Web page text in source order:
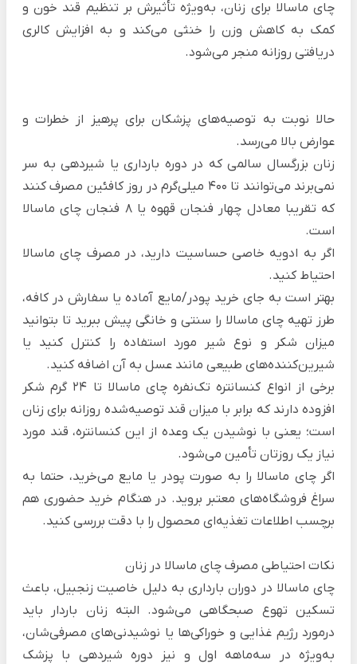
چای ماسالا برای زنان، به‌ویژه تأثیرش بر تنظیم قند خون و
کمک به کاهش وزن را خنثی می‌کند و به افزایش کالری
دریافتی روزانه منجر می‌شود.
حالا نوبت به توصیه‌های پزشکان برای پرهیز از خطرات و
عوارض بالا می‌رسد.
زنان بزرگسال سالمی که در دوره بارداری یا شیردهی به سر
نمی‌برند می‌توانند تا ۴۰۰ میلی‌گرم در روز کافئین مصرف کنند
که تقریبا معادل چهار فنجان قهوه یا 8 فنجان چای ماسالا
است.
اگر به ادویه خاصی حساسیت دارید، در مصرف چای ماسالا
احتیاط کنید.
بهتر است به جای خرید پودر/مایع آماده یا سفارش در کافه،
طرز تهیه چای ماسالا را سنتی و خانگی پیش ببرید تا بتوانید
میزان شکر و نوع شیر مورد استفاده را کنترل کنید یا
شیرین‌کننده‌های طبیعی مانند عسل به آن اضافه کنید.
برخی از انواع کنسانتره‌ تک‌نفره چای ماسالا تا ۲۴ گرم شکر
افزوده دارند که برابر با میزان قند توصیه‌شده روزانه برای زنان
است؛ یعنی با نوشیدن یک وعده از این کنسانتره، قند مورد
نیاز یک روزتان تأمین می‌شود.
اگر چای ماسالا را به صورت پودر یا مایع می‌خرید، حتما به
سراغ فروشگاه‌های معتبر بروید. در هنگام خرید حضوری هم
برچسب اطلاعات تغذیه‌ای محصول را با دقت بررسی کنید.
نکات احتیاطی مصرف چای ماسالا در زنان
چای ماسالا در دوران بارداری به دلیل خاصیت زنجبیل، باعث
تسکین تهوع صبحگاهی می‌شود. البته زنان باردار باید
درمورد رژیم غذایی و خوراکی‌ها یا نوشیدنی‌های مصرفی‌شان،
به‌ویژه در سه‌ماهه اول و نیز دوره شیردهی با پزشک